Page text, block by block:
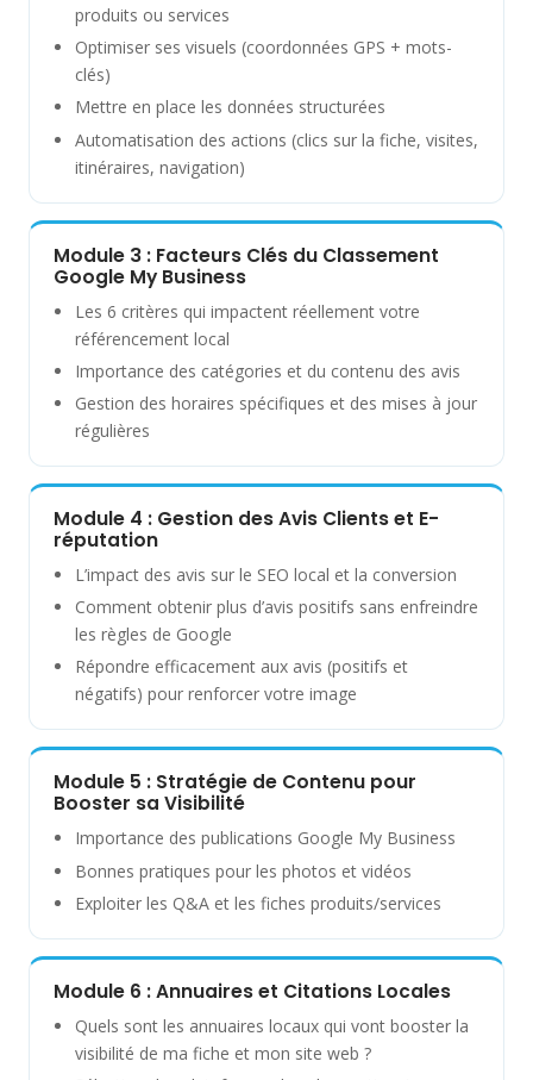
produits ou services
Optimiser ses visuels (coordonnées GPS + mots-
clés)
Mettre en place les données structurées
Automatisation des actions (clics sur la fiche, visites,
itinéraires, navigation)
Module 3 : Facteurs Clés du Classement
Google My Business
Les 6 critères qui impactent réellement votre
référencement local
Importance des catégories et du contenu des avis
Gestion des horaires spécifiques et des mises à jour
régulières
Module 4 : Gestion des Avis Clients et E-
réputation
L’impact des avis sur le SEO local et la conversion
Comment obtenir plus d’avis positifs sans enfreindre
les règles de Google
Répondre efficacement aux avis (positifs et
négatifs) pour renforcer votre image
Module 5 : Stratégie de Contenu pour
Booster sa Visibilité
Importance des publications Google My Business
Bonnes pratiques pour les photos et vidéos
Exploiter les Q&A et les fiches produits/services
Module 6 : Annuaires et Citations Locales
Quels sont les annuaires locaux qui vont booster la
visibilité de ma fiche et mon site web ?